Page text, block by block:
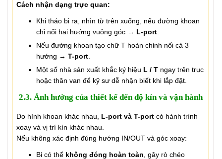
Cách nhận dạng trực quan:
Khi tháo bi ra, nhìn từ trên xuống, nếu đường khoan
chỉ nối hai hướng vuông góc → L-port.
Nếu đường khoan tạo chữ T hoàn chỉnh nối cả 3
hướng → T-port.
Một số nhà sản xuất khắc ký hiệu L / Tngay trên trục
hoặc thân van để kỹ sư dễ nhận biết khi lắp đặt.
2.3. Ảnh hưởng của thiết kế đến độ kín và vận hành
Do hình khoan khác nhau, L-port và T-portcó hành trình
xoay và vị trí kín khác nhau.
Nếu không xác định đúng hướng IN/OUT và góc xoay:
Bi có thể không đóng hoàn toàn , gây rò chéo